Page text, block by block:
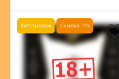
Хит продаж Скидка -7%